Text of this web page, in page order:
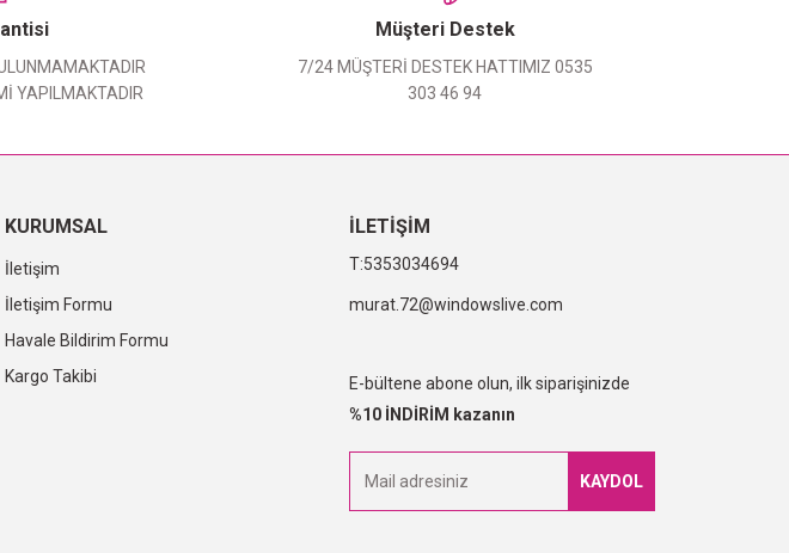
YAPILMAKTADIR
Müşteri Destek
7/24 MÜŞTERİ DESTEK HATTIMIZ 0535
303 46 94
KURUMSAL
İletişim
İletişim Formu
Havale Bildirim Formu
Kargo Takibi
İLETİŞİM
5353034694
murat.72@windowslive.com
E-bültene abone olun, ilk siparişinizde
%10 İNDİRİM kazanın
KAYDOL